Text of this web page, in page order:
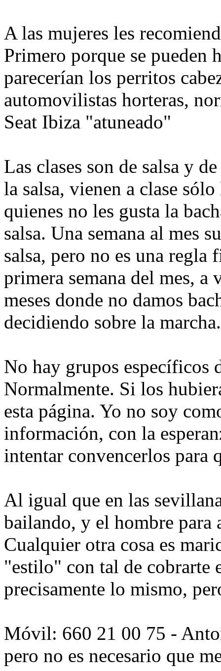
A las mujeres les
Primero porque se pueden
parecerían los perritos
automovilistas horteras,
Seat Ibiza "atuneado"
Las clases son de salsa y
la salsa, vienen a clase
quienes no les gusta la
salsa. Una semana al mes
salsa, pero no es una regla
primera semana del mes,
meses donde no damos
decidiendo sobre la marcha.
No hay grupos específicos
Normalmente. Si los
esta página. Yo no soy
información, con la
intentar convencerlos para
Al igual que en las
bailando, y el hombre para
Cualquier otra cosa es
"estilo" con tal de cobrarte
precisamente lo mismo,
Móvil: 660 21 00 75 -
pero no es necesario que